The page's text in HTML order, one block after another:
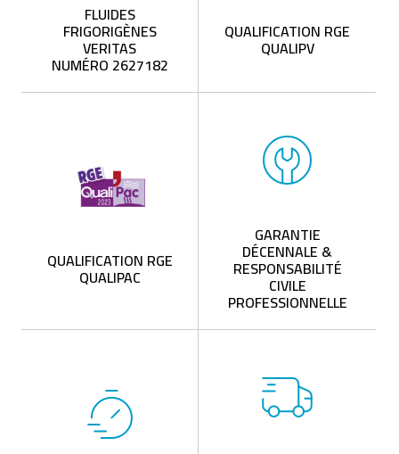
FLUIDES
FRIGORIGÈNES
VERITAS
NUMÉRO 2627182
QUALIFICATION RGE
QUALIPV
QUALIFICATION RGE
QUALIPAC
GARANTIE
DÉCENNALE &
RESPONSABILITÉ
CIVILE
PROFESSIONNELLE